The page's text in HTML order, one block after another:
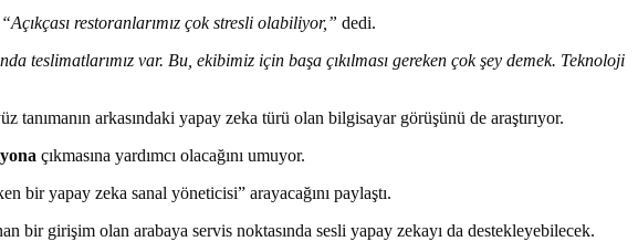
“Açıkçası restoranlarımız çok stresli olabiliyor,” dedi.
teslimatlarımız var. Bu, ekibimiz için başa çıkılması gereken çok şey demek. Teknoloji
arkasındaki yapay zeka türü olan bilgisayar görüşünü de araştırıyor.
çıkmasına yardımcı olacağını umuyor.
bir yapay zeka sanal yöneticisi” arayacağını paylaştı.
bir girişim olan arabaya servis noktasında sesli yapay zekayı da destekleyebilecek.